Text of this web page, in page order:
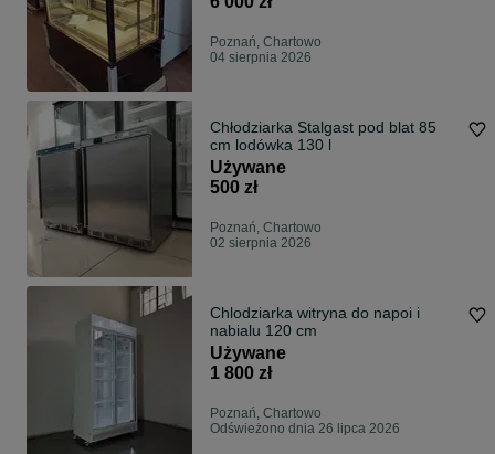
Poznań, Chartowo
04 sierpnia 2026
Chłodziarka Stalgast pod blat 85
cm lodówka 130 l
Używane
500 zł
Poznań, Chartowo
02 sierpnia 2026
Chlodziarka witryna do napoi i
nabialu 120 cm
Używane
1 800 zł
Poznań, Chartowo
Odświeżono dnia 26 lipca 2026